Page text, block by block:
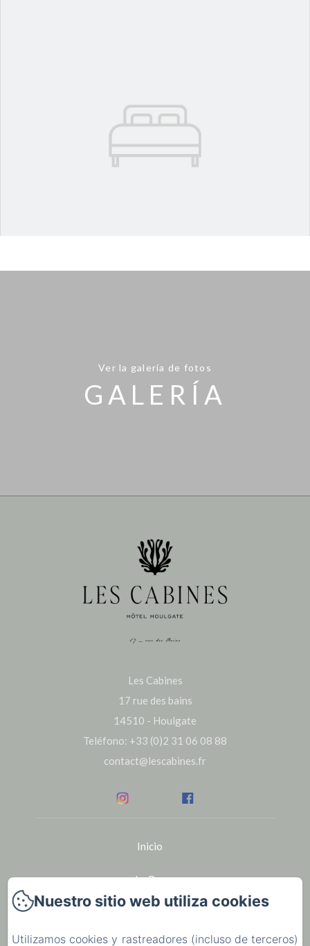
Ver la galería de fotos
GALERÍA
Les Cabines
17 rue des bains
14510 - Houlgate
Teléfono: +33 (0)2 31 06 08 88
contact@lescabines.fr
Inicio
Le Bar
Nuestro sitio web utiliza cookies
Utilizamos cookies y rastreadores (incluso de terceros)